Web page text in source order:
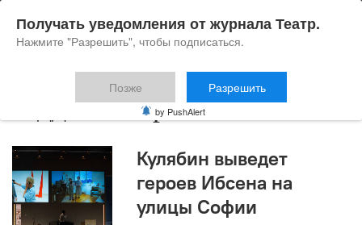
гедда габлер
Кулябин выведет
героев Ибсена на
улицы Софии
Получать уведомления от журнала Театр.
Нажмите "Разрешить", чтобы подписаться.
Позже Разрешить
by PushAlert